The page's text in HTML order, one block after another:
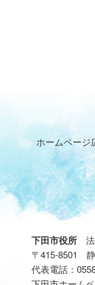
ホームページ
下田市役所 法
〒415-8501
代表電話：